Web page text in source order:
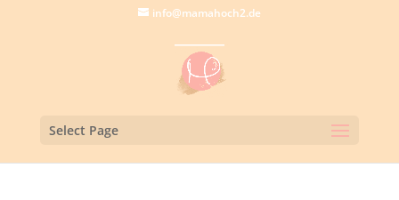
info@mamahoch2.de
Select Page